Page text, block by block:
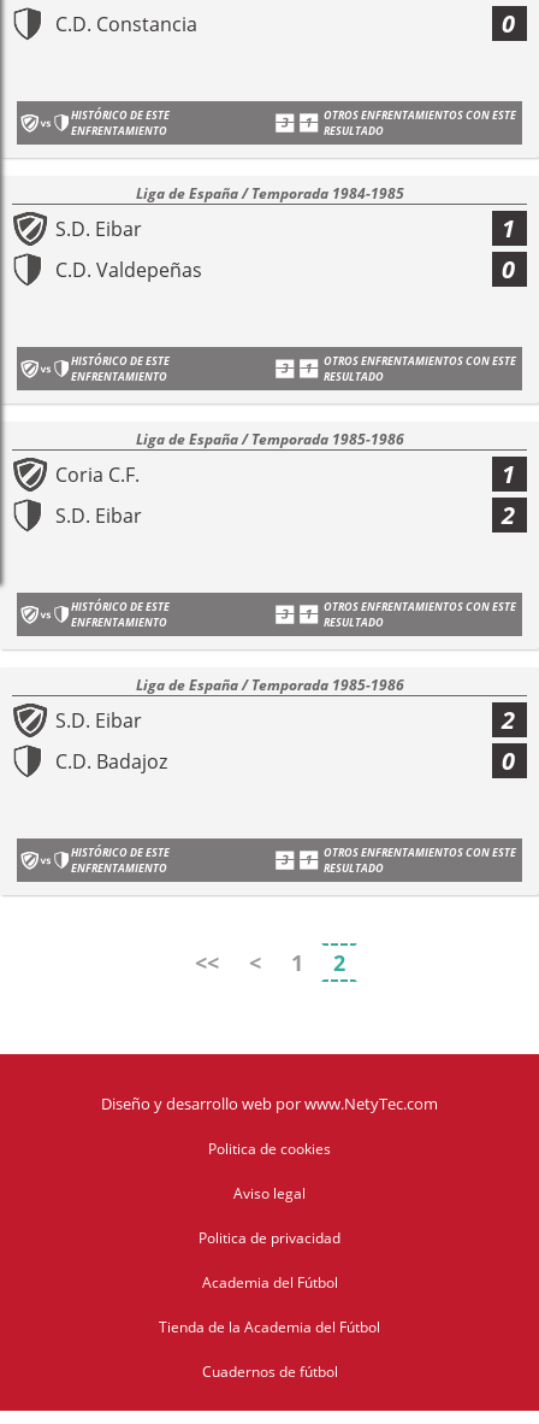
C.D. Constancia 0
HISTÓRICO DE ESTE
ENFRENTAMIENTO
OTROS ENFRENTAMIENTOS CON ESTE
RESULTADO
Liga de España / Temporada 1984-1985
S.D. Eibar 1
C.D. Valdepeñas 0
HISTÓRICO DE ESTE
ENFRENTAMIENTO
OTROS ENFRENTAMIENTOS CON ESTE
RESULTADO
Liga de España / Temporada 1985-1986
Coria C.F. 1
S.D. Eibar 2
HISTÓRICO DE ESTE
ENFRENTAMIENTO
OTROS ENFRENTAMIENTOS CON ESTE
RESULTADO
Liga de España / Temporada 1985-1986
S.D. Eibar 2
C.D. Badajoz 0
HISTÓRICO DE ESTE
ENFRENTAMIENTO
OTROS ENFRENTAMIENTOS CON ESTE
RESULTADO
<< < 1 2
Diseño y desarrollo web porwww.NetyTec.com
Politica de cookies
Aviso legal
Politica de privacidad
Academia del Fútbol
Tienda de la Academia del Fútbol
Cuadernos de fútbol